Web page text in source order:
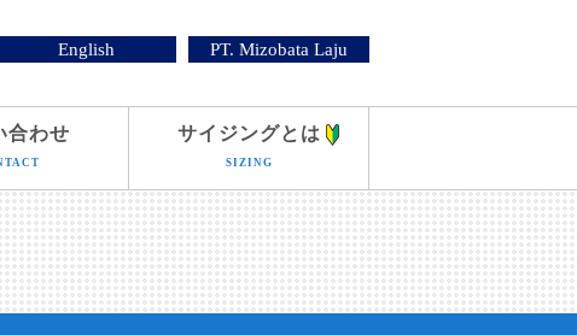
PT. Mizobata Laju
English
合わせ サイジングとは
SIZING